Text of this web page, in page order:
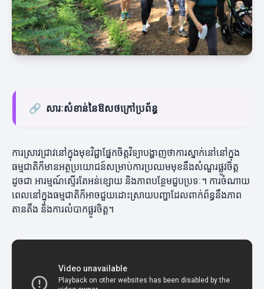
🔗 សារៈសំខាន់នៃឱសថក្រៅប្រព័ន្ធ
ការស្រាវជ្រាវនៅក្នុងមុខវិជ្ជាផ្នែកចិត្តវិទ្យាបង្ហាញថាការស្នាក់នៅនៅក្នុង
ធម្មជាតិក៏មានអត្ថប្រយោជន៍សម្រាប់ការប្រឈមមុខនឹងសំណួរផ្លូវចិត្ត
ដូចជា អារម្មណ៍ស្ទើរតែអន់ខ្សោយ និងភាពបន្ថែមជួបប្រទៈ។ ការចំណាយ
ពេលនៅក្នុងធម្មជាតិក៏អាចជួយដោះស្រាយបញ្ហាដែលពាក់ព័ន្ធនឹងភាព
តានតឹង និងការលំបាកផ្លូវចិត្ត។